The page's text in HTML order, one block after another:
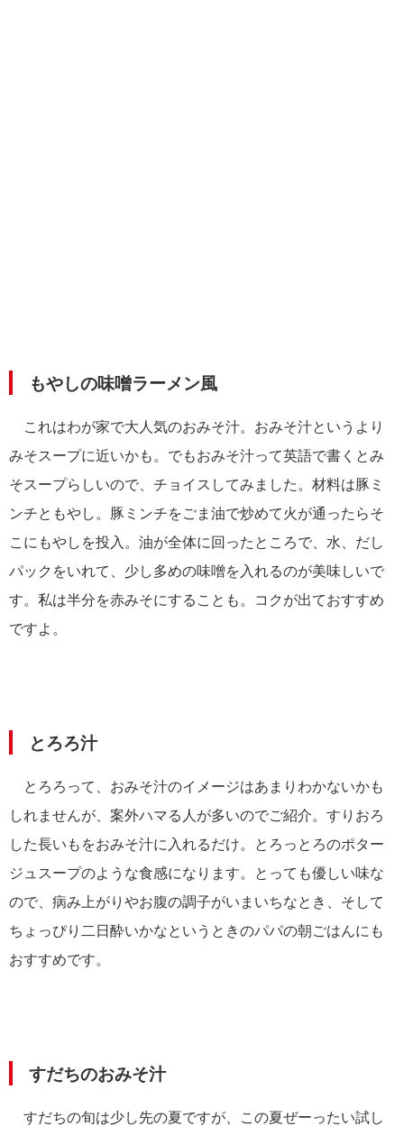
もやしの味噌ラーメン風
これはわが家で大人気のおみそ汁。おみそ汁というより
みそスープに近いかも。でもおみそ汁って英語で書くとみ
そスープらしいので、チョイスしてみました。材料は豚ミ
ンチともやし。豚ミンチをごま油で炒めて火が通ったらそ
こにもやしを投入。油が全体に回ったところで、水、だし
パックをいれて、少し多めの味噌を入れるのが美味しいで
す。私は半分を赤みそにすることも。コクが出ておすすめ
ですよ。
とろろ汁
とろろって、おみそ汁のイメージはあまりわかないかも
しれませんが、案外ハマる人が多いのでご紹介。すりおろ
した長いもをおみそ汁に入れるだけ。とろっとろのポター
ジュスープのような食感になります。とっても優しい味な
ので、病み上がりやお腹の調子がいまいちなとき、そして
ちょっぴり二日酔いかなというときのパパの朝ごはんにも
おすすめです。
すだちのおみそ汁
すだちの旬は少し先の夏ですが、この夏ぜーったい試し